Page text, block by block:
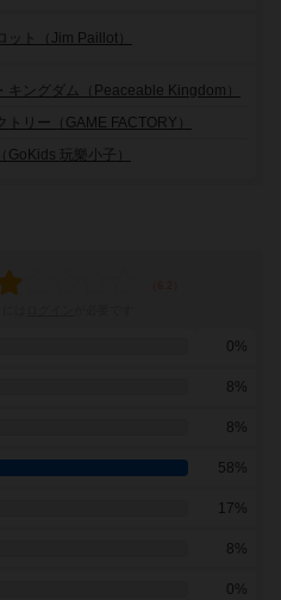
ット（Jim Paillot）
キングダム（Peaceable Kingdom）
トリー（GAME FACTORY）
GoKids 玩樂小子）
0%
8%
8%
58%
17%
8%
0%